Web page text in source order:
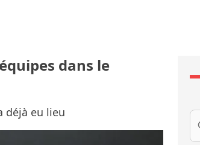
dans le
déjà eu lieu